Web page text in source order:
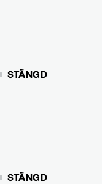
STÄNGD
STÄNGD